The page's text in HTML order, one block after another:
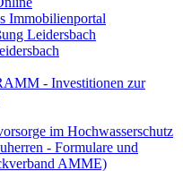
Immobilienportal
Leidersbach
- Investitionen zur
im Hochwasserschutz
- Formulare und
AMME)